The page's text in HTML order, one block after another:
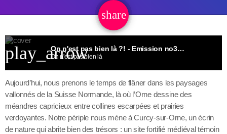
share
email
play_arrow On n'est pas bien là ?! - Emission no31 (Florine et Julien de Brebiscrettes)
On n'est pas bien là
Aujourd’hui, nous prenons le temps de flâner dans les paysages
vallonnés de la Suisse Normande, là où l’Orne dessine des
méandres capricieux entre collines escarpées et prairies
verdoyantes. Notre périple nous mène à Curcy-sur-Orne, un écrin
de nature qui abrite bien des trésors : un site fortifié médiéval témoin